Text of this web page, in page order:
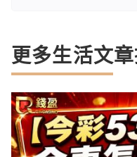
更多生活文